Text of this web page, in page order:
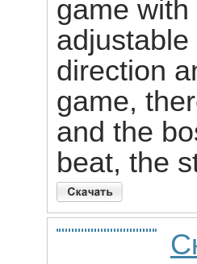
game
direction
game,
and the
beat, the